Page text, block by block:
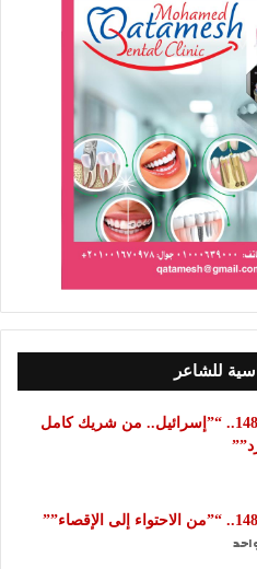
للشاعر
كلمة العدد 1482.. “”إسرائيل.. من شريك كامل